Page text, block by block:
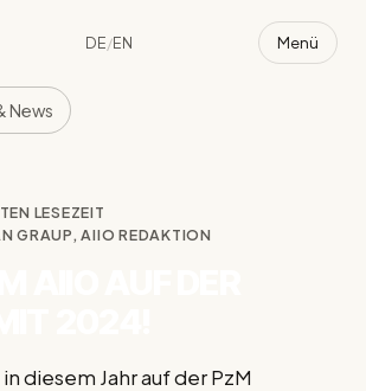
DE/EN Menü
News
LESEZEIT
GRAUP, AIIO REDAKTION
diesem Jahr auf der PzM